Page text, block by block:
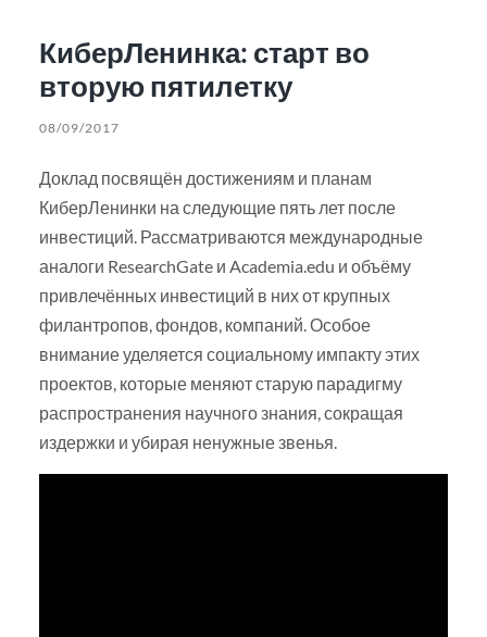
КиберЛенинка: старт во
вторую пятилетку
08/09/2017
Доклад посвящён достижениям и планам
КиберЛенинки на следующие пять лет после
инвестиций. Рассматриваются международные
аналоги ResearchGate и Academia.edu и объёму
привлечённых инвестиций в них от крупных
филантропов, фондов, компаний. Особое
внимание уделяется социальному импакту этих
проектов, которые меняют старую парадигму
распространения научного знания, сокращая
издержки и убирая ненужные звенья.